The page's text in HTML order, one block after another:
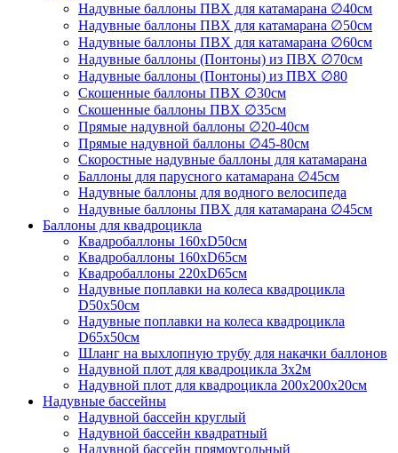
Надувные баллоны ПВХ для катамарана ∅40см
Надувные баллоны ПВХ для катамарана ∅50см
Надувные баллоны ПВХ для катамарана ∅60см
Надувные баллоны (Понтоны) из ПВХ ∅70см
Надувные баллоны (Понтоны) из ПВХ ∅80
Скошенные баллоны ПВХ ∅30см
Скошенные баллоны ПВХ ∅35см
Прямые надувной баллоны ∅20-40см
Прямые надувной баллоны ∅45-80см
Скоростные надувные баллоны для катамарана
Баллоны для парусного катамарана ∅45см
Надувные баллоны для водного велосипеда
Надувные баллоны ПВХ для катамарана ∅45см
Баллоны для квадроцикла
Квадробаллоны 160хD50см
Квадробаллоны 160хD65см
Квадробаллоны 220хD65см
Надувные поплавки на колеса квадроцикла
D50х50см
Надувные поплавки на колеса квадроцикла
D65х50см
Шланг на выхлопную трубу для накачки баллонов
Надувной плот для квадроцикла 3х2м
Надувной плот для квадроцикла 200х200х20см
Надувные бассейны
Надувной бассейн круглый
Надувной бассейн квадратный
Надувной бассейн прямоугольный